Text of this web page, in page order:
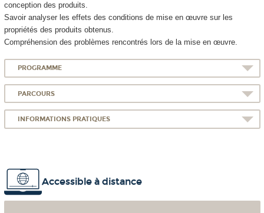
conception des produits.
Savoir analyser les effets des conditions de mise en œuvre sur les
propriétés des produits obtenus.
Compréhension des problèmes rencontrés lors de la mise en œuvre.
PROGRAMME
PARCOURS
INFORMATIONS PRATIQUES
Accessible à distance